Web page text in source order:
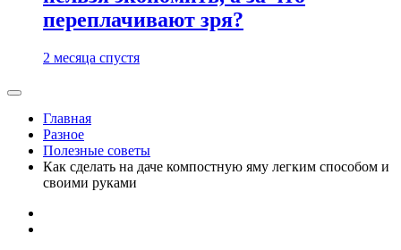
переплачивают зря?
2 месяца спустя
Главная
Разное
Полезные советы
Как сделать на даче компостную яму легким способом и
своими руками